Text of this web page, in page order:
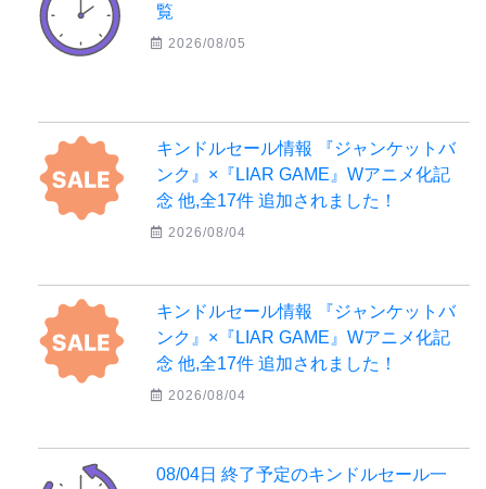
覧
2026/08/05
キンドルセール情報 『ジャンケットバ
ンク』×『LIAR GAME』Wアニメ化記
念 他,全17件 追加されました！
2026/08/04
キンドルセール情報 『ジャンケットバ
ンク』×『LIAR GAME』Wアニメ化記
念 他,全17件 追加されました！
2026/08/04
08/04日 終了予定のキンドルセール一